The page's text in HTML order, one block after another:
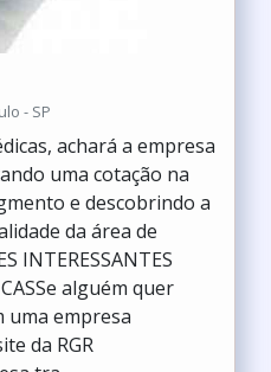
- SP
achará a empresa
uma cotação na
e descobrindo a
da área de
INTERESSANTES
alguém quer
uma empresa
da RGR